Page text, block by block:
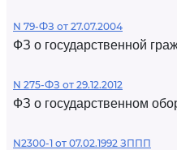
N 79-ФЗ от 27.07.2004
ФЗ о государственной
N 275-ФЗ от 29.12.2012
ФЗ о государственном
N2300-1 от 07.02.1992 ЗППП